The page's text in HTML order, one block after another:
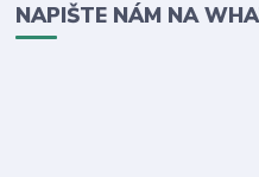
NAPIŠTE NÁM NA